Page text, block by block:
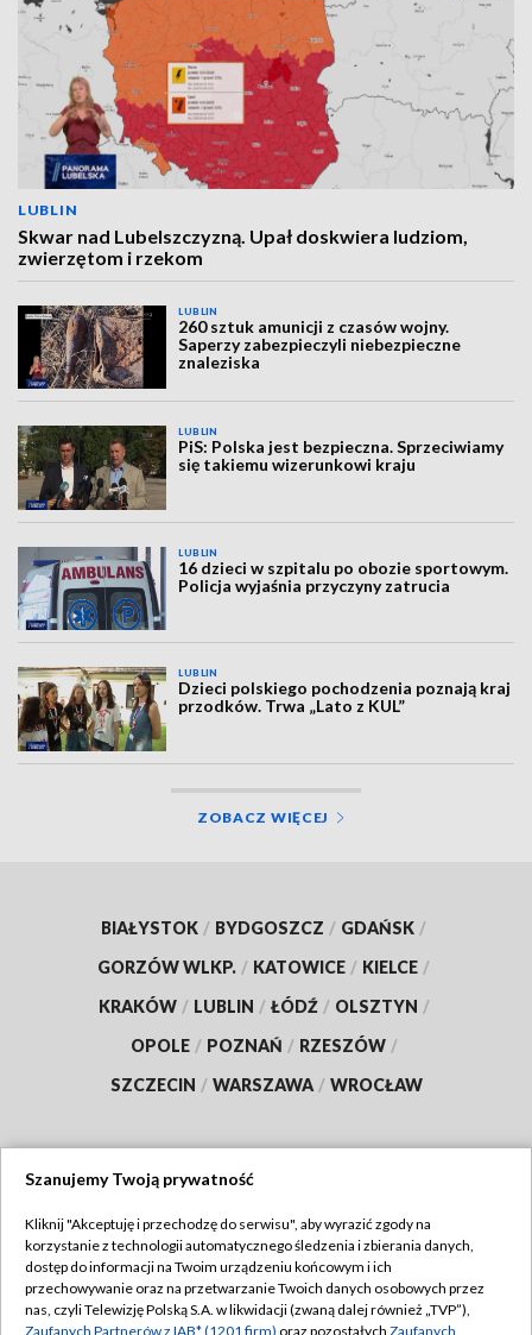
LUBLIN
Skwar nad Lubelszczyzną. Upał doskwiera ludziom,
zwierzętom i rzekom
LUBLIN
260 sztuk amunicji z czasów wojny.
Saperzy zabezpieczyli niebezpieczne
znaleziska
LUBLIN
PiS: Polska jest bezpieczna. Sprzeciwiamy
się takiemu wizerunkowi kraju
LUBLIN
16 dzieci w szpitalu po obozie sportowym.
Policja wyjaśnia przyczyny zatrucia
LUBLIN
Dzieci polskiego pochodzenia poznają kraj
przodków. Trwa „Lato z KUL”
ZOBACZ WIĘCEJ
BIAŁYSTOK / BYDGOSZCZ / GDAŃSK /
GORZÓW WLKP. / KATOWICE / KIELCE /
KRAKÓW / LUBLIN / ŁÓDŹ / OLSZTYN /
OPOLE / POZNAŃ / RZESZÓW /
SZCZECIN / WARSZAWA / WROCŁAW
TVP
Abonament TVP
Emisja w TVP
Regulamin TVP
Szanujemy Twoją prywatność
Kliknij "Akceptuję i przechodzę do serwisu", aby wyrazić zgody na
korzystanie z technologii automatycznego śledzenia i zbierania danych,
dostęp do informacji na Twoim urządzeniu końcowym i ich
przechowywanie oraz na przetwarzanie Twoich danych osobowych przez
nas, czyli Telewizję Polską S.A. w likwidacji (zwaną dalej również „TVP”),
Zaufanych Partnerów z IAB* (1201 firm) oraz pozostałych Zaufanych